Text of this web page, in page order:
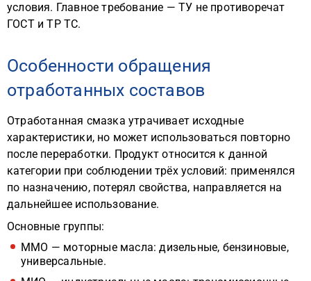
условия. Главное требование — ТУ не противоречат
ГОСТ и ТР ТС.
Особенности обращения
отработанных составов
Отработанная смазка утрачивает исходные
характеристики, но может использоваться повторно
после переработки. Продукт относится к данной
категории при соблюдении трёх условий: применялся
по назначению, потерял свойства, направляется на
дальнейшее использование.
Основные группы:
ММО — моторные масла: дизельные, бензиновые,
универсальные.